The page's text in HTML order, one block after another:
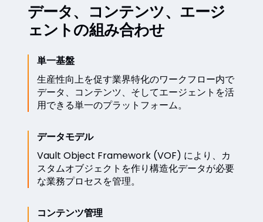
データ、コンテンツ、エージ
ェントの組み合わせ
単一基盤
生産性向上を促す業界特化のワークフロー内で
データ、コンテンツ、そしてエージェントを活
用できる単一のプラットフォーム。
データモデル
Vault Object Framework (VOF) により、カ
スタムオブジェクトを作り構造化データが必要
な業務プロセスを管理。
コンテンツ管理